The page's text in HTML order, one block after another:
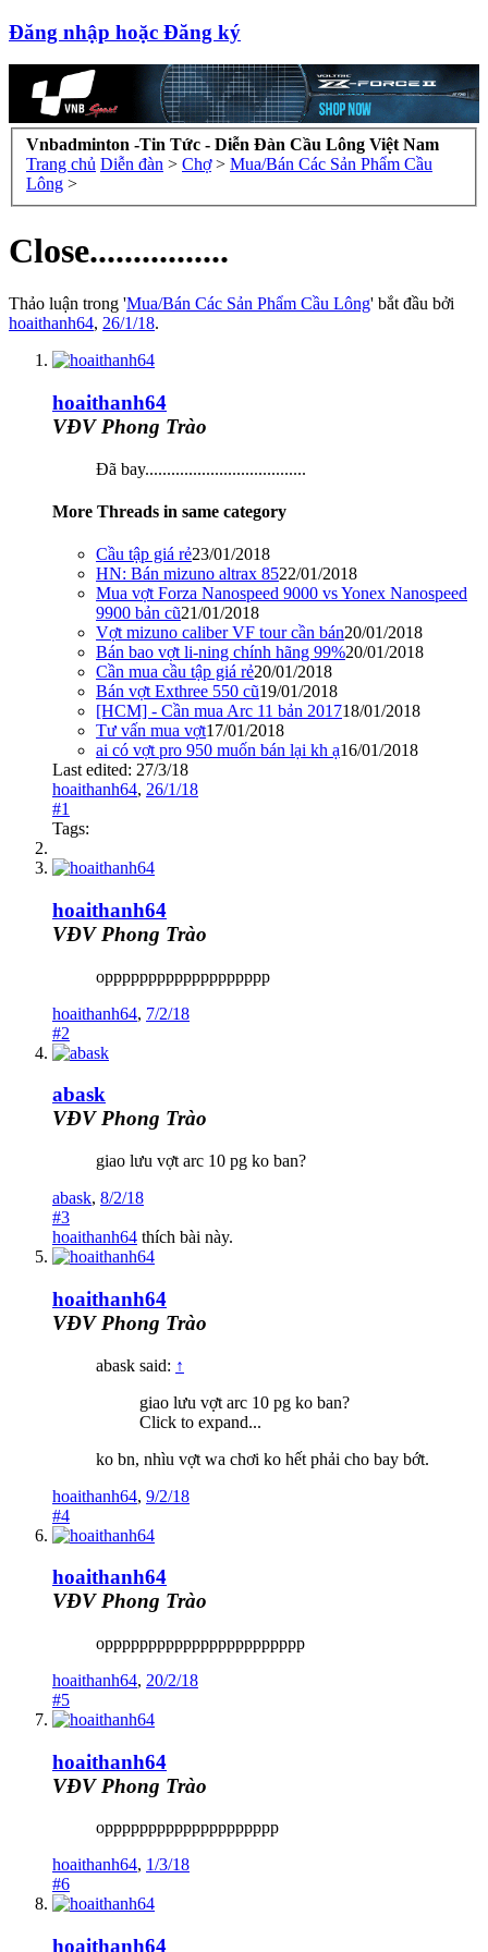
Đăng nhập hoặc Đăng ký
Vnbadminton -Tin Tức - Diễn Đàn Cầu Lông Việt Nam
Trang chủ Diễn đàn > Chợ > Mua/Bán Các Sản Phẩm Cầu
Lông >
Close................
Thảo luận trong 'Mua/Bán Các Sản Phẩm Cầu Lông' bắt đầu bởi
hoaithanh64, 26/1/18.
hoaithanh64
VĐV Phong Trào
Đã bay.....................................
More Threads in same category
Cầu tập giá rẻ23/01/2018
HN: Bán mizuno altrax 8522/01/2018
Mua vợt Forza Nanospeed 9000 vs Yonex Nanospeed
9900 bản cũ21/01/2018
Vợt mizuno caliber VF tour cần bán20/01/2018
Bán bao vợt li-ning chính hãng 99%20/01/2018
Cần mua cầu tập giá rẻ20/01/2018
Bán vợt Exthree 550 cũ19/01/2018
[HCM] - Cần mua Arc 11 bản 201718/01/2018
Tư vấn mua vợt17/01/2018
ai có vợt pro 950 muốn bán lại kh ạ16/01/2018
Last edited: 27/3/18
hoaithanh64, 26/1/18
#1
Tags:
hoaithanh64
VĐV Phong Trào
oppppppppppppppppppp
hoaithanh64, 7/2/18
#2
abask
VĐV Phong Trào
giao lưu vợt arc 10 pg ko ban?
abask, 8/2/18
#3
hoaithanh64 thích bài này.
hoaithanh64
VĐV Phong Trào
abask said: ↑
giao lưu vợt arc 10 pg ko ban?
Click to expand...
ko bn, nhìu vợt wa chơi ko hết phải cho bay bớt.
hoaithanh64, 9/2/18
#4
hoaithanh64
VĐV Phong Trào
oppppppppppppppppppppppp
hoaithanh64, 20/2/18
#5
hoaithanh64
VĐV Phong Trào
opppppppppppppppppppp
hoaithanh64, 1/3/18
#6
hoaithanh64